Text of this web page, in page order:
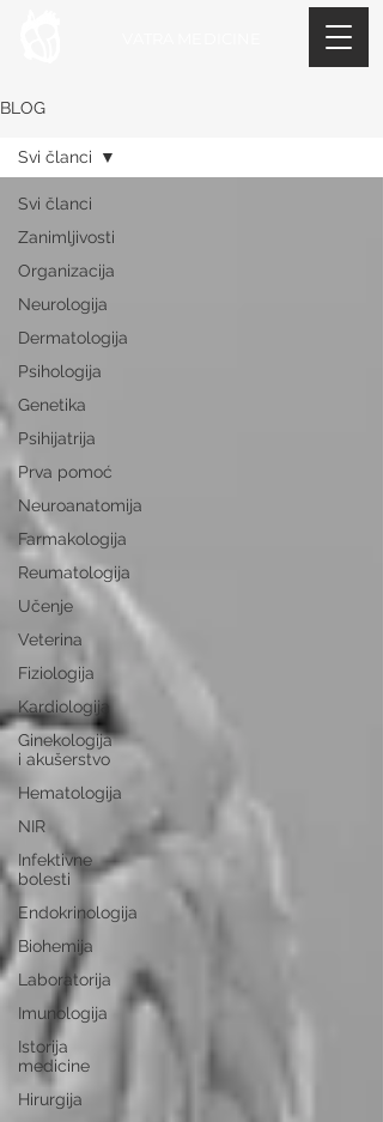
BLOG
Svi članci
Zanimljivosti
Organizacija
Neurologija
Dermatologija
Psihologija
Genetika
Psihijatrija
Prva pomoć
Neuroanatomija
Farmakologija
Reumatologija
Učenje
Veterina
Fiziologija
Kardiologija
Ginekologija
i akušerstvo
Hematologija
NIR
Infektivne
bolesti
Endokrinologija
Biohemija
Laboratorija
Imunologija
Istorija
medicine
Hirurgija
Svi članci